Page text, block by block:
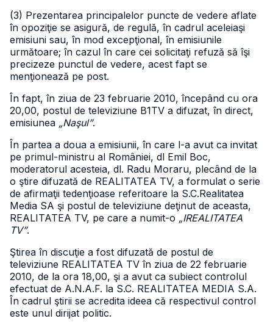
(3) Prezentarea principalelor puncte de vedere aflate
în opoziţie se asigură, de regulă, în cadrul aceleiaşi
emisiuni sau, în mod excepţional, în emisiunile
următoare; în cazul în care cei solicitaţi refuză să îşi
precizeze punctul de vedere, acest fapt se
menţionează pe post.
În fapt, în ziua de 23 februarie 2010, începând cu ora
20,00, postul de televiziune B1TV a difuzat, în direct,
emisiunea „Naşul”.
În partea a doua a emisiunii, în care l-a avut ca invitat
pe primul-ministru al României, dl Emil Boc,
moderatorul acesteia, dl. Radu Moraru, plecând de la
o ştire difuzată de REALITATEA TV, a formulat o serie
de afirmaţii tedenţioase referitoare la S.C.Realitatea
Media SA şi postul de televiziune deţinut de aceasta,
REALITATEA TV, pe care a numit-o „IREALITATEA
TV”.
Ştirea în discuţie a fost difuzată de postul de
televiziune REALITATEA TV în ziua de 22 februarie
2010, de la ora 18,00, şi a avut ca subiect controlul
efectuat de A.N.A.F. la S.C. REALITATEA MEDIA S.A.
În cadrul ştirii se acredita ideea că respectivul control
este unul dirijat politic.